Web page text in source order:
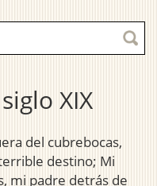
XIX
del cubrebocas,
destino; Mi
mi padre detrás de